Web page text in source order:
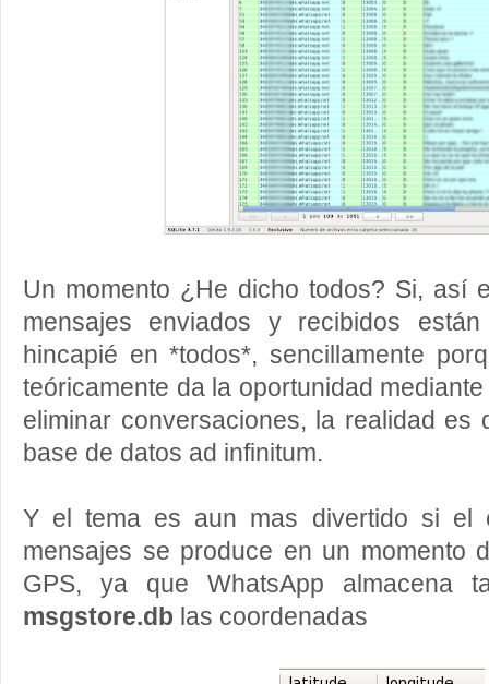
Un momento ¿He dicho todos? Si, así
mensajes enviados y recibidos
hincapié en *todos*, sencillamente
teóricamente da la oportunidad
eliminar conversaciones, la realidad es
base de datos ad infinitum.
Y el tema es aun mas divertido si el
mensajes se produce en un momento
GPS, ya que WhatsApp almacena
msgstore.db las coordenadas